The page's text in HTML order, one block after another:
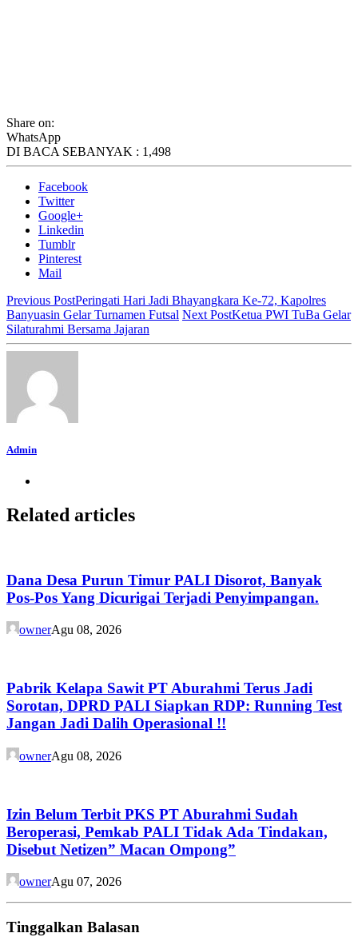
Share on:
WhatsApp
DI BACA SEBANYAK : 1,498
Facebook
Twitter
Google+
Linkedin
Tumblr
Pinterest
Mail
Previous PostPeringati Hari Jadi Bhayangkara Ke-72, Kapolres
Banyuasin Gelar Turnamen Futsal Next PostKetua PWI TuBa Gelar
Silaturahmi Bersama Jajaran
Admin
Related articles
Dana Desa Purun Timur PALI Disorot, Banyak
Pos-Pos Yang Dicurigai Terjadi Penyimpangan.
ownerAgu 08, 2026
Pabrik Kelapa Sawit PT Aburahmi Terus Jadi
Sorotan, DPRD PALI Siapkan RDP: Running Test
Jangan Jadi Dalih Operasional !!
ownerAgu 08, 2026
Izin Belum Terbit PKS PT Aburahmi Sudah
Beroperasi, Pemkab PALI Tidak Ada Tindakan,
Disebut Netizen” Macan Ompong”
ownerAgu 07, 2026
Tinggalkan Balasan